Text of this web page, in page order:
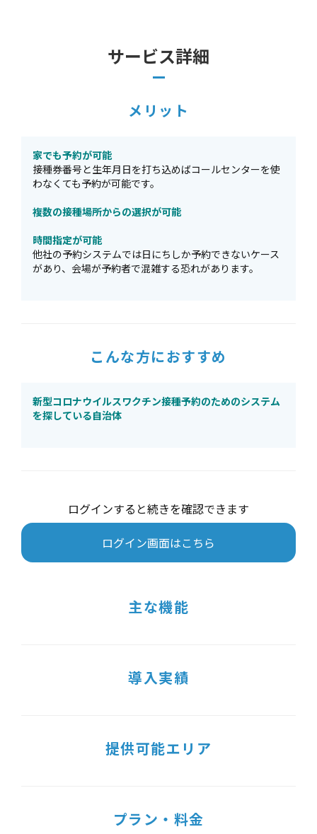
サービス詳細
メリット
家でも予約が可能
接種券番号と生年月日を打ち込めばコールセンターを使
わなくても予約が可能です。
複数の接種場所からの選択が可能
時間指定が可能
他社の予約システムでは日にちしか予約できないケース
があり、会場が予約者で混雑する恐れがあります。
こんな方におすすめ
新型コロナウイルスワクチン接種予約のためのシステム
を探している自治体
ログインすると続きを確認できます
ログイン画面はこちら
主な機能
導入実績
提供可能エリア
プラン・料金